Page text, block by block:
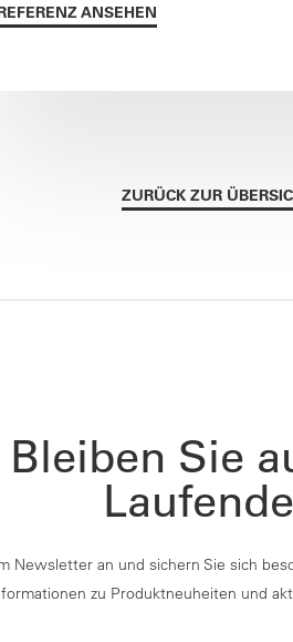
ANSEHEN
ZURÜCK ZUR
Bleiben Sie
Newsletter an und sichern Sie sich
zu Produktneuheiten und